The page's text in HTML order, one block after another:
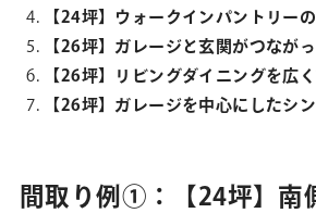
【24坪】ウォークインパントリー
【26坪】ガレージと玄関がつなが
【26坪】リビングダイニングを広
【26坪】ガレージを中心にしたシ
間取り例①：【24坪】南